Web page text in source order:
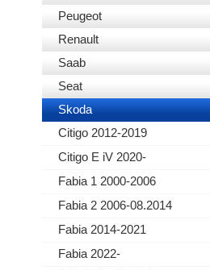
Peugeot
Renault
Saab
Seat
Skoda
Citigo 2012-2019
Citigo E iV 2020-
Fabia 1 2000-2006
Fabia 2 2006-08.2014
Fabia 2014-2021
Fabia 2022-